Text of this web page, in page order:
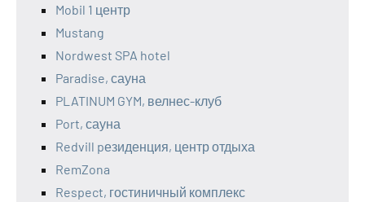
Mobil 1 центр
Mustang
Nordwest SPA hotel
Paradise, сауна
PLATINUM GYM, велнес-клуб
Port, сауна
Redvill pезиденция, центр отдыха
RemZona
Respect, гостиничный комплекс